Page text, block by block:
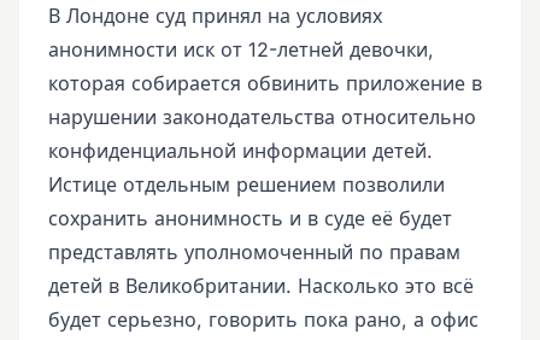
В Лондоне суд принял на условиях
анонимности иск от 12-летней девочки,
которая собирается обвинить приложение в
нарушении законодательства относительно
конфиденциальной информации детей.
Истице отдельным решением позволили
сохранить анонимность и в суде её будет
представлять уполномоченный по правам
детей в Великобритании. Насколько это всё
будет серьезно, говорить пока рано, а офис